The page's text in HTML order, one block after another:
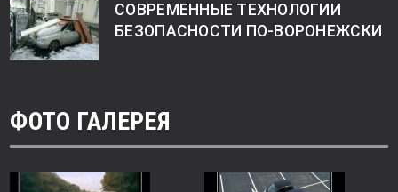
СОВРЕМЕННЫЕ ТЕХНОЛОГИИ
БЕЗОПАСНОСТИ ПО-ВОРОНЕЖСКИ
ФОТО ГАЛЕРЕЯ